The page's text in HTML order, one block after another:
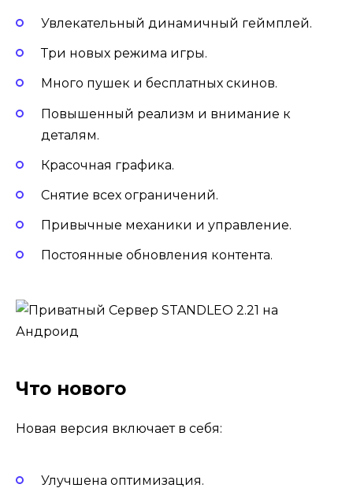
Увлекательный динамичный геймплей.
Три новых режима игры.
Много пушек и бесплатных скинов.
Повышенный реализм и внимание к
деталям.
Красочная графика.
Снятие всех ограничений.
Привычные механики и управление.
Постоянные обновления контента.
Что нового
Новая версия включает в себя:
Улучшена оптимизация.